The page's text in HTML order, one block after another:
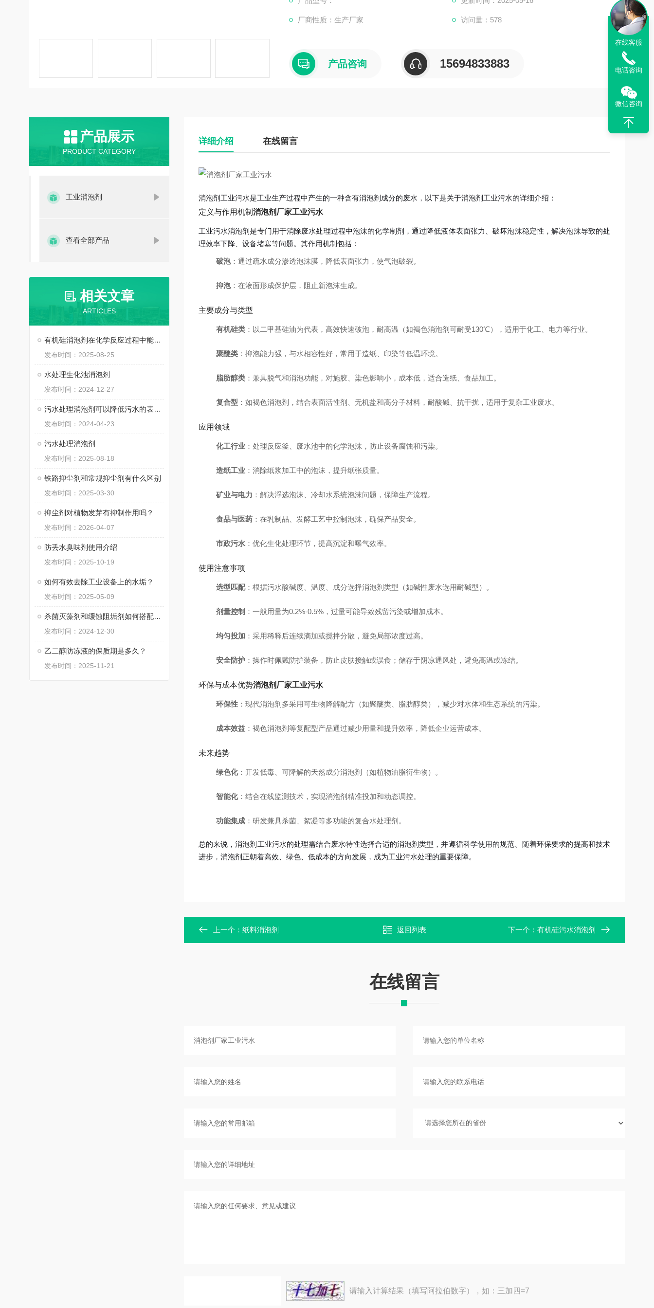
厂商性质：生产厂家 访问量：578
产品咨询 15694833883
产品展示
PRODUCT CATEGORY
工业消泡剂
查看全部产品
相关文章
ARTICLES
有机硅消泡剂在化学反应过程中能够快速发挥作用
发布时间：2025-08-25
水处理生化池消泡剂
发布时间：2024-12-27
污水处理消泡剂可以降低污水的表面张力，从而达到消泡
发布时间：2024-04-23
污水处理消泡剂
发布时间：2025-08-18
铁路抑尘剂和常规抑尘剂有什么区别
发布时间：2025-03-30
抑尘剂对植物发芽有抑制作用吗？
发布时间：2026-04-07
防丢水臭味剂使用介绍
发布时间：2025-10-19
如何有效去除工业设备上的水垢？
发布时间：2025-05-09
杀菌灭藻剂和缓蚀阻垢剂如何搭配使用
发布时间：2024-12-30
乙二醇防冻液的保质期是多久？
发布时间：2025-11-21
详细介绍 在线留言
消泡剂工业污水是工业生产过程中产生的一种含有消泡剂成分的废水，以下是关于消泡剂工业污水的详细介绍：
定义与作用机制 消泡剂厂家工业污水
工业污水消泡剂是专门用于消除废水处理过程中泡沫的化学制剂，通过降低液体表面张力、破坏泡沫稳定性，解决泡沫导致的处
理效率下降、设备堵塞等问题。其作用机制包括：
破泡：通过疏水成分渗透泡沫膜，降低表面张力，使气泡破裂。
抑泡：在液面形成保护层，阻止新泡沫生成。
主要成分与类型
有机硅类 ：以二甲基硅油为代表，高效快速破泡，耐高温（如褐色消泡剂可耐受130℃），适用于化工、电力等行业。
聚醚类 ：抑泡能力强，与水相容性好，常用于造纸、印染等低温环境。
脂肪醇类 ：兼具脱气和消泡功能，对施胶、染色影响小，成本低，适合造纸、食品加工。
复合型 ：如褐色消泡剂，结合表面活性剂、无机盐和高分子材料，耐酸碱、抗干扰，适用于复杂工业废水。
应用领域
化工行业 ：处理反应釜、废水池中的化学泡沫，防止设备腐蚀和污染。
造纸工业 ：消除纸浆加工中的泡沫，提升纸张质量。
矿业与电力 ：解决浮选泡沫、冷却水系统泡沫问题，保障生产流程。
食品与医药 ：在乳制品、发酵工艺中控制泡沫，确保产品安全。
市政污水 ：优化生化处理环节，提高沉淀和曝气效率。
使用注意事项
选型匹配：根据污水酸碱度、温度、成分选择消泡剂类型（如碱性废水选用耐碱型）。
剂量控制 ：一般用量为0.2%-0.5%，过量可能导致残留污染或增加成本。
均匀投加 ：采用稀释后连续滴加或搅拌分散，避免局部浓度过高。
安全防护 ：操作时佩戴防护装备，防止皮肤接触或误食；储存于阴凉通风处，避免高温或冻结。
环保与成本优势消泡剂厂家工业污水
环保性 ：现代消泡剂多采用可生物降解配方（如聚醚类、脂肪醇类），减少对水体和生态系统的污染。
成本效益 ：褐色消泡剂等复配型产品通过减少用量和提升效率，降低企业运营成本。
未来趋势
绿色化：开发低毒、可降解的天然成分消泡剂（如植物油脂衍生物）。
智能化：结合在线监测技术，实现消泡剂精准投加和动态调控。
功能集成 ：研发兼具杀菌、絮凝等多功能的复合水处理剂。
总的来说，消泡剂工业污水的处理需结合废水特性选择合适的消泡剂类型，并遵循科学使用的规范。随着环保要求的提高和技术
进步，消泡剂正朝着高效、绿色、低成本的方向发展，成为工业污水处理的重要保障。
上一个： 纸料消泡剂 返回列表 下一个： 有机硅污水消泡剂
在线留言
请输入计算结果（填写阿拉伯数字），如：三加四=7
在线客服
电话咨询
微信咨询